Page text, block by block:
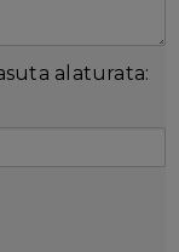
alaturata: